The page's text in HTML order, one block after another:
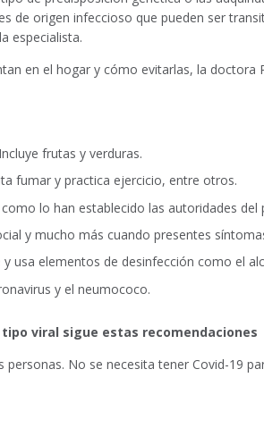
de origen infeccioso que pueden ser
especialista.
en el hogar y cómo evitarlas, la doctora
frutas y verduras.
fumar y practica ejercicio, entre otros.
lo han establecido las autoridades del
y mucho más cuando presentes
usa elementos de desinfección como el
y el neumococo.
viral sigue estas recomendaciones
No se necesita tener Covid-19